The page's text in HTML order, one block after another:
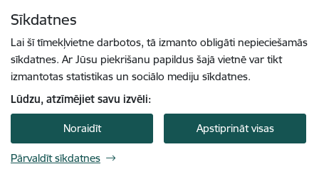
Sīkdatnes
Lai šī tīmekļvietne darbotos, tā izmanto obligāti nepieciešamās
sīkdatnes. Ar Jūsu piekrišanu papildus šajā vietnē var tikt
izmantotas statistikas un sociālo mediju sīkdatnes.
Lūdzu, atzīmējiet savu izvēli:
Noraidīt Apstiprināt visas
Pārvaldīt sīkdatnes